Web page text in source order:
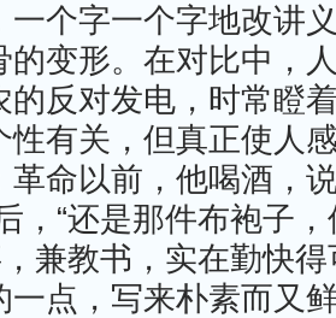
一个字一个字地改讲
的变形。在对比中，
的反对发电，时常瞪
性有关，但真正使人
革命以前，他喝酒，
，“还是那件布袍子
，兼教书，实在勤快
一点，写来朴素而又